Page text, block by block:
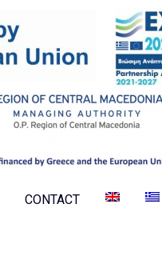
CONTACT